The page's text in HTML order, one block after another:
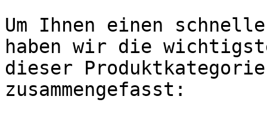
Um Ihnen einen
haben wir die
dieser
zusammengefasst: